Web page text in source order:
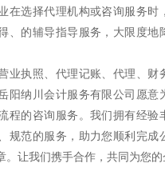
在选择代理机构或咨询服务时
、的辅导指导服务，大限度地
业执照、代理记账、代理、财
阳纳川会计服务有限公司愿意
程的咨询服务。我们拥有经验
规范的服务，助力您顺利完成
。让我们携手合作，共同为您